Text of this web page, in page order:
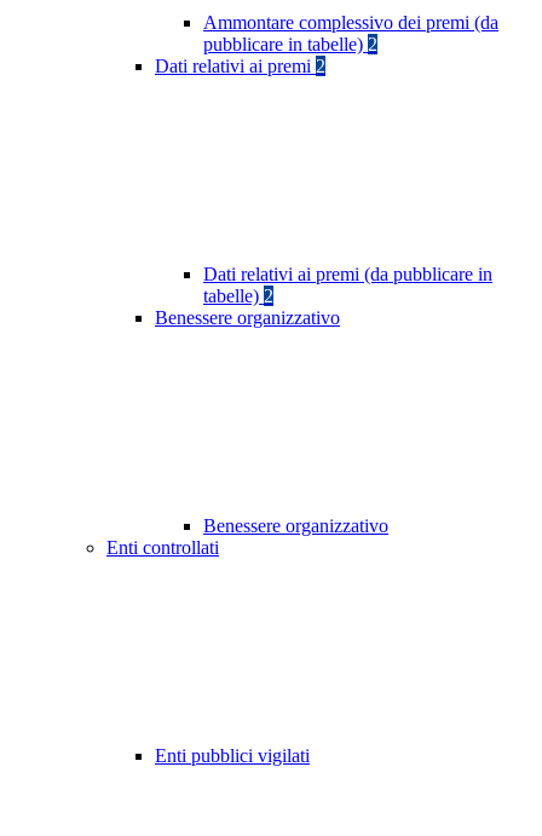
Ammontare complessivo dei premi (da
pubblicare in tabelle) 2
Dati relativi ai premi 2
Dati relativi ai premi (da pubblicare in
tabelle) 2
Benessere organizzativo
Benessere organizzativo
Enti controllati
Enti pubblici vigilati